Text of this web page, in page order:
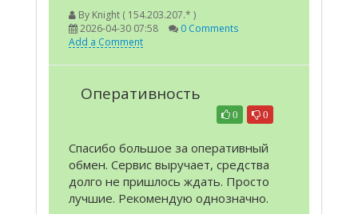
By Knight ( 154.203.207.* )
2026-04-30 07:58
0 Comments
Add a Comment
Оперативность
0
0
Спасибо большое за оперативный
обмен. Сервис выручает, средства
долго не пришлось ждать. Просто
лучшие. Рекомендую однозначно.